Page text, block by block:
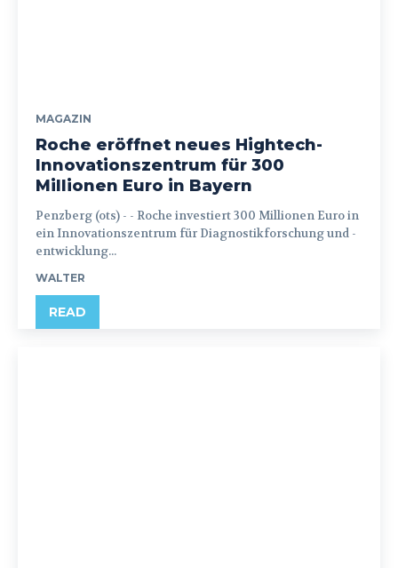
MAGAZIN
Roche eröffnet neues Hightech-
Innovationszentrum für 300
Millionen Euro in Bayern
Penzberg (ots) - - Roche investiert 300 Millionen Euro in
ein Innovationszentrum für Diagnostikforschung und -
entwicklung...
WALTER
READ